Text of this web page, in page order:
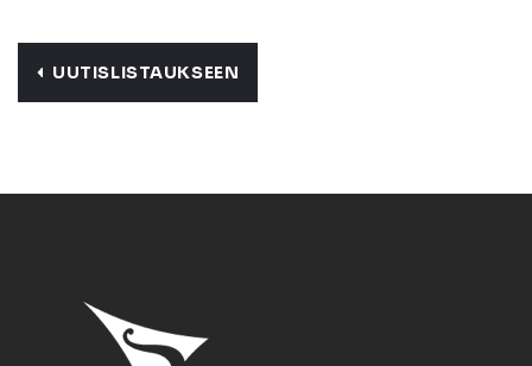
UUTISLISTAUKSEEN